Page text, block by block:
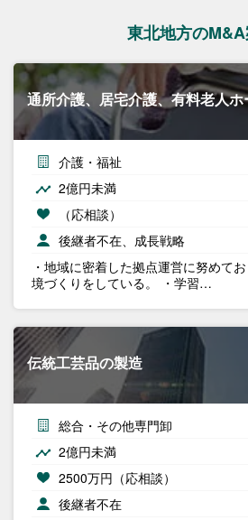
東北地方の
通所介護、居宅介護、有料老人
介護・福祉
2億円未満
（応相談）
後継者不在、成長戦略
・地域に密着した拠点運営に努めて
境づくりをしている。 ・学習…
伝統工芸品の製造
総合・その他専門卸
2億円未満
2500万円（応相談）
後継者不在